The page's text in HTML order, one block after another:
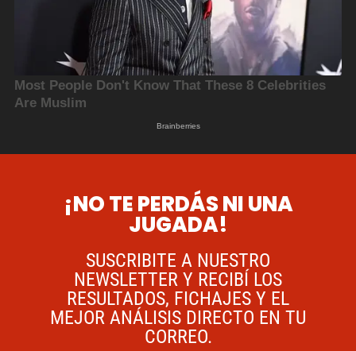
¡NO TE PERDÁS NI UNA
JUGADA!
SUSCRIBITE A NUESTRO
NEWSLETTER Y RECIBÍ LOS
RESULTADOS, FICHAJES Y EL
MEJOR ANÁLISIS DIRECTO EN TU
CORREO.